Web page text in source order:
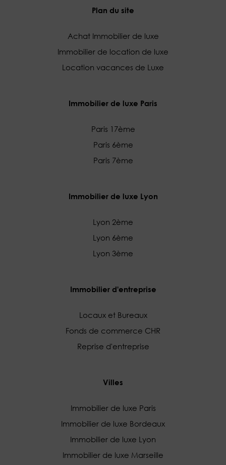
Plan du site
Achat Immobilier de luxe
Immobilier de location de luxe
Location vacances de Luxe
Immobilier de luxe Paris
Paris 17ème
Paris 6ème
Paris 7ème
Immobilier de luxe Lyon
Lyon 2ème
Lyon 6ème
Lyon 3ème
Immobilier d'entreprise
Locaux et Bureaux
Fonds de commerce CHR
Reprise d'entreprise
Villes
Immobilier de luxe Paris
Immobilier de luxe Bordeaux
Immobilier de luxe Lyon
Immobilier de luxe Marseille